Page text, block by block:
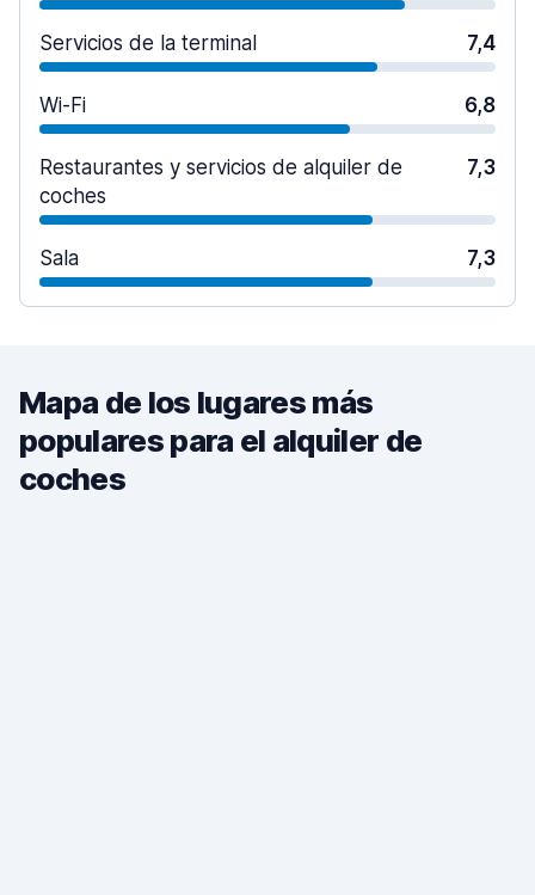
Servicios de la terminal 7,4
Wi-Fi 6,8
Restaurantes y servicios de alquiler de
coches
7,3
Sala 7,3
Mapa de los lugares más
populares para el alquiler de
coches